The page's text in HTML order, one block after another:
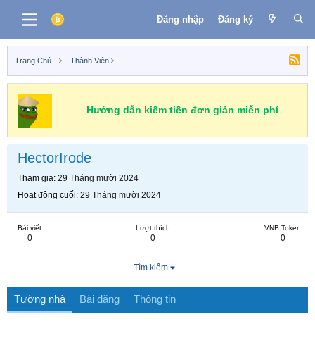
Đăng nhập Đăng ký
Trang Chủ Thành Viên
Hướng dẫn kiếm tiền đơn giản miễn phí
HectorIrode
Tham gia 29 Tháng mười 2024
Hoạt động cuối 29 Tháng mười 2024
Bài viết
0
Lượt thích
0
VNB Token
0
Tìm kiếm
Tường nhà Bài đăng Thông tin